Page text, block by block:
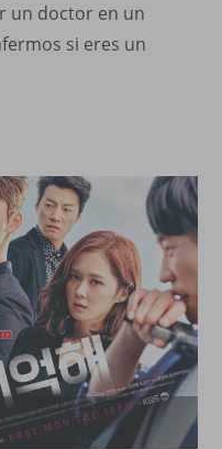
un doctor en un
si eres un